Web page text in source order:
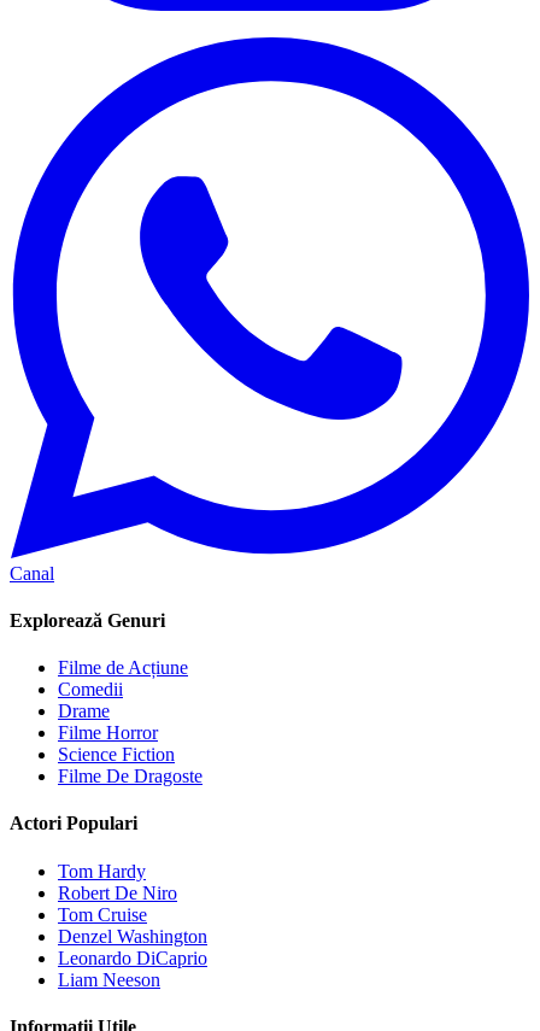
Canal
Explorează Genuri
Filme de Acțiune
Comedii
Drame
Filme Horror
Science Fiction
Filme De Dragoste
Actori Populari
Tom Hardy
Robert De Niro
Tom Cruise
Denzel Washington
Leonardo DiCaprio
Liam Neeson
Informații Utile